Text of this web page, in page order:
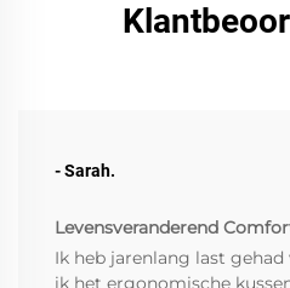
- Sarah.
Levensveranderend
Ik heb jarenlang last
ik het ergonomische